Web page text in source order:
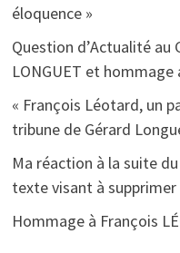
éloquence »
Question d’Actualité au
LONGUET et
« François Léotard, un
tribune de Gérard
Ma réaction à la suite
texte visant à
Hommage à François